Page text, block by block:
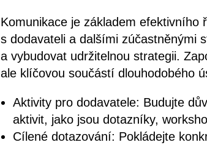
Komunikace je základem
s dodavateli a dalšími zúčastněnými
a vybudovat udržitelnou strategii.
ale klíčovou součástí dlouhodobého
Aktivity pro dodavatele: Budujte
aktivit, jako jsou dotazníky,
Cílené dotazování: Pokládejte